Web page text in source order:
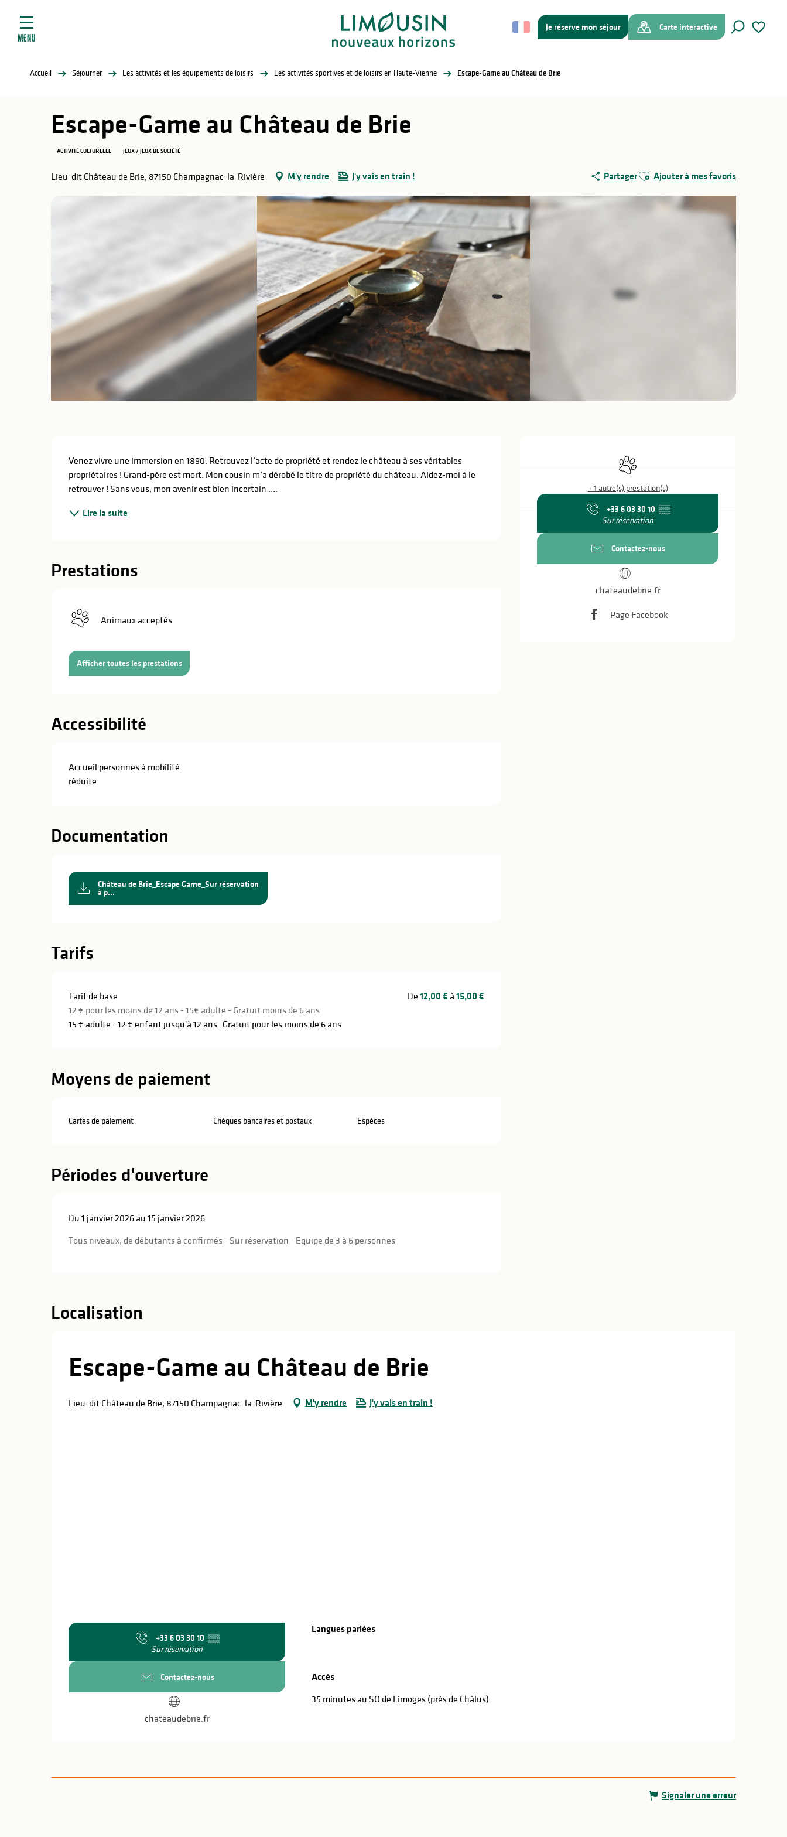
contenu
Je réserve mon séjour
Carte interactive
MENU
Accueil Séjourner Les activités et les équipements de loisirs Les activités sportives et de loisirs en Haute-Vienne Escape-Game au Château de Brie
Escape-Game au Château de Brie
ACTIVITÉ CULTURELLE JEUX / JEUX DE SOCIÉTÉ
Lieu-dit Château de Brie, 87150 Champagnac-la-Rivière M'y rendre J'y vais en train ! PartagerAjouter aux favoris
Ajouter à mes favoris
Ouverture et
Animaux acceptés
+ 1 autre(s) prestation(s)
+33 6 03 30 10 ▒▒
Sur réservation
Contactez-nous
chateaudebrie.fr
Page Facebook
Description
Venez vivre une immersion en 1890. Retrouvez l’acte de propriété et rendez le château à ses véritables
propriétaires ! Grand-père est mort. Mon cousin m’a dérobé le titre de propriété du château. Aidez-moi à le
retrouver ! Sans vous, mon avenir est bien incertain ….
Lire la suite
Prestations
Animaux acceptés
Afficher toutes les prestations
Accessibilité
Accueil personnes à mobilité
réduite
Documentation
Château de Brie_Escape Game_Sur réservation
à p...
Tarifs
Tarif de base
12 € pour les moins de 12 ans - 15€ adulte - Gratuit moins de 6 ans
De12,00 € à15,00 €
15 € adulte - 12 € enfant jusqu'à 12 ans- Gratuit pour les moins de 6 ans
Moyens de paiement
Cartes de paiement Chèques bancaires et postaux Espèces
Périodes d'ouverture
Du 1 janvier 2026 au 15 janvier 2026
Tous niveaux, de débutants à confirmés - Sur réservation - Equipe de 3 à 6 personnes
Localisation
Escape-Game au Château de Brie
Lieu-dit Château de Brie, 87150 Champagnac-la-Rivière M'y rendre J'y vais en train !
+33 6 03 30 10 ▒▒
Sur réservation
Contactez-nous
chateaudebrie.fr
Langues parlées
Langues parlées
Accès
Accès
35 minutes au SO de Limoges (près de Châlus)
Signaler une erreur